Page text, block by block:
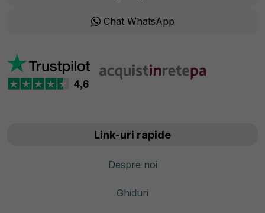
Chat WhatsApp
Link-uri rapide
Despre noi
Ghiduri